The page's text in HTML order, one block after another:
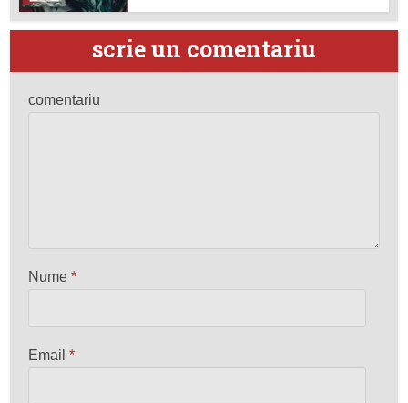
scrie un comentariu
comentariu
Nume*
Email*